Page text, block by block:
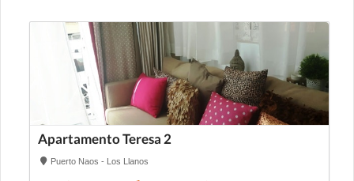
Apartamento Teresa 2
Puerto Naos - Los Llanos